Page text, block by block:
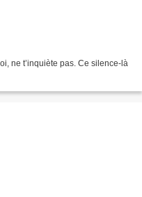
ne t’inquiète pas. Ce silence-là